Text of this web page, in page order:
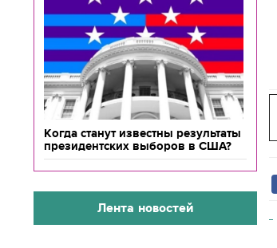
Когда станут известны результаты
президентских выборов в США?
Лента новостей